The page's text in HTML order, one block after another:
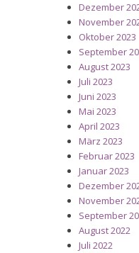
Dezember
November
Oktober 2023
September
August 2023
Juli 2023
Juni 2023
Mai 2023
April 2023
März 2023
Februar 2023
Januar 2023
Dezember
November
September
August 2022
Juli 2022